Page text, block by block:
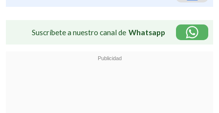
Suscríbete a nuestro canal de Whatsapp